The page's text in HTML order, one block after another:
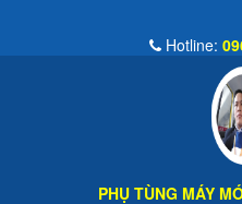
Hotline:
PHỤ TÙNG MÁY